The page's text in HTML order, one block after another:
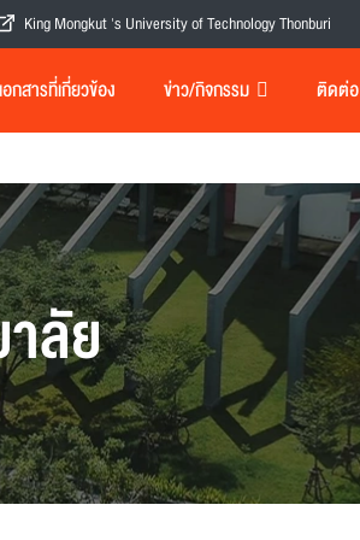
King Mongkut 's University of Technology Thonburi
กสารที่เกี่ยวข้อง ข่าว/กิจกรรม ติดต่อ
ลัย